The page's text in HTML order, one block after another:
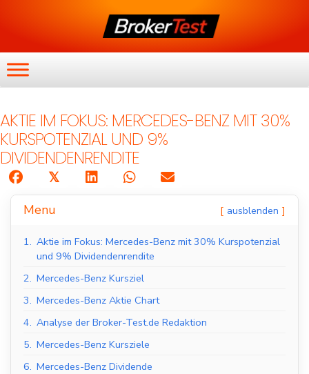
AKTIE IM FOKUS: MERCEDES-BENZ MIT 30%
KURSPOTENZIAL UND 9%
DIVIDENDENRENDITE
𝕏
Menu ausblenden
1. Aktie im Fokus: Mercedes-Benz mit 30% Kurspotenzial
und 9% Dividendenrendite
2. Mercedes-Benz Kursziel
3. Mercedes-Benz Aktie Chart
4. Analyse der Broker-Test.de Redaktion
5. Mercedes-Benz Kursziele
6. Mercedes-Benz Dividende